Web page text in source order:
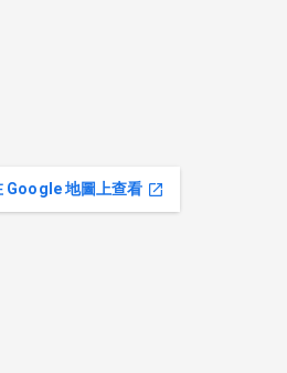
Google 地圖上查看